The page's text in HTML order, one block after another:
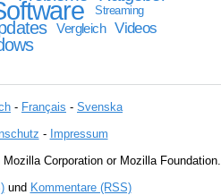
Streaming
Vergleich Videos
- Français - Svenska
- Impressum
Corporation or Mozilla Foundation.
und Kommentare (RSS)